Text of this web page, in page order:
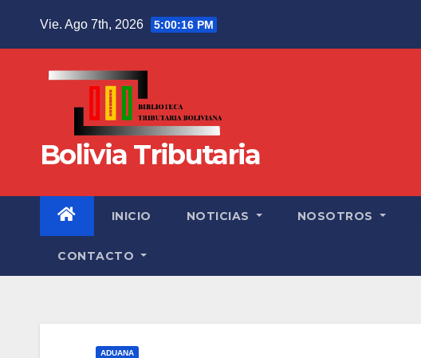
Vie. Ago 7th, 2026 5:00:16 PM
Bolivia Tributaria
INICIO NOTICIAS NOSOTROS
CONTACTO
ADUANA